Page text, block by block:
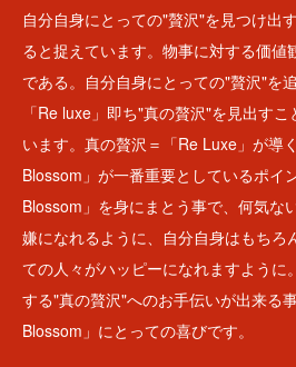
自分自身にとっての"贅沢"を見つけ出
ると捉えています。物事に対する価値
である。自分自身にとっての"贅沢"を
「Re luxe」即ち"真の贅沢"を見出す
います。真の贅沢＝「Re Luxe」が導
Blossom」が一番重要としているポイ
Blossom」を身にまとう事で、何気な
嫌になれるように、自分自身はもちろ
ての人々がハッピーになれますように
する"真の贅沢"へのお手伝いが出来る
Blossom」にとっての喜びです。